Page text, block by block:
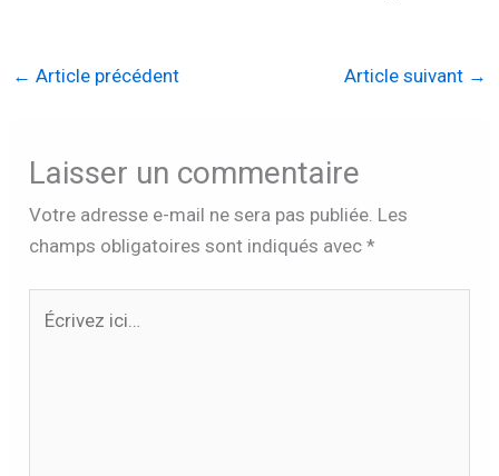
← Article précédent Article suivant →
Laisser un commentaire
Votre adresse e-mail ne sera pas publiée. Les
champs obligatoires sont indiqués avec*